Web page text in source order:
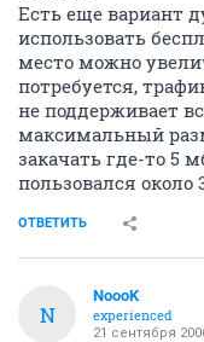
Есть еще вариант
использовать
место можно
потребуется,
не поддерживает
максимальный
закачать где-то 5
пользовался около
ОТВЕТИТЬ
N
NoooK
experienced
21 сентября